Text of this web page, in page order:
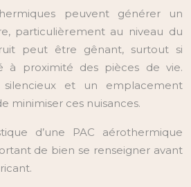
peuvent générer un
particulièrement au niveau du
peut être gênant, surtout si
à proximité des pièces de vie.
et un emplacement
minimiser ces nuisances.
d’une PAC aérothermique
de bien se renseigner avant